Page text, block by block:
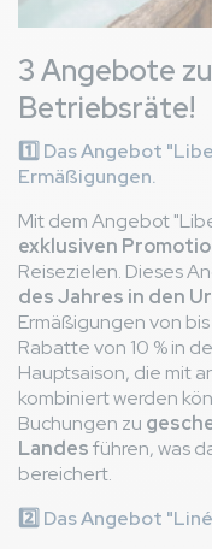
3 Angebote
Betriebsräte!
1️⃣ Das Angebot
Ermäßigungen.
Mit dem Angebot
exklusiven
Reisezielen. Dieses
des Jahres in den
Ermäßigungen von
Rabatte von 10 % in
Hauptsaison, die mit
kombiniert werden
Buchungen zu
Landesführen, was
bereichert.
2️⃣ Das Angebot